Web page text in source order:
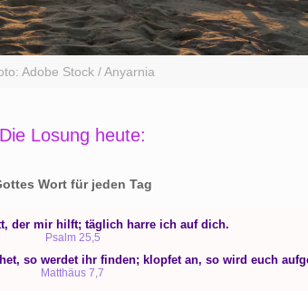
Adobe Stock / Anyarnia
Die Losung heute:
Wort für jeden Tag